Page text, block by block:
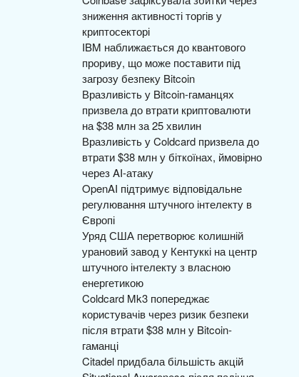
зниження активності торгів у
криптосекторі
IBM наближається до квантового
прориву, що може поставити під
загрозу безпеку Bitcoin
Вразливість у Bitcoin-гаманцях
призвела до втрати криптовалюти
на $38 млн за 25 хвилин
Вразливість у Coldcard призвела до
втрати $38 млн у біткоїнах, ймовірно
через AI-атаку
OpenAI підтримує відповідальне
регулювання штучного інтелекту в
Європі
Уряд США перетворює колишній
урановий завод у Кентуккі на центр
штучного інтелекту з власною
енергетикою
Coldcard Mk3 попереджає
користувачів через ризик безпеки
після втрати $38 млн у Bitcoin-
гаманці
Citadel придбала більшість акцій